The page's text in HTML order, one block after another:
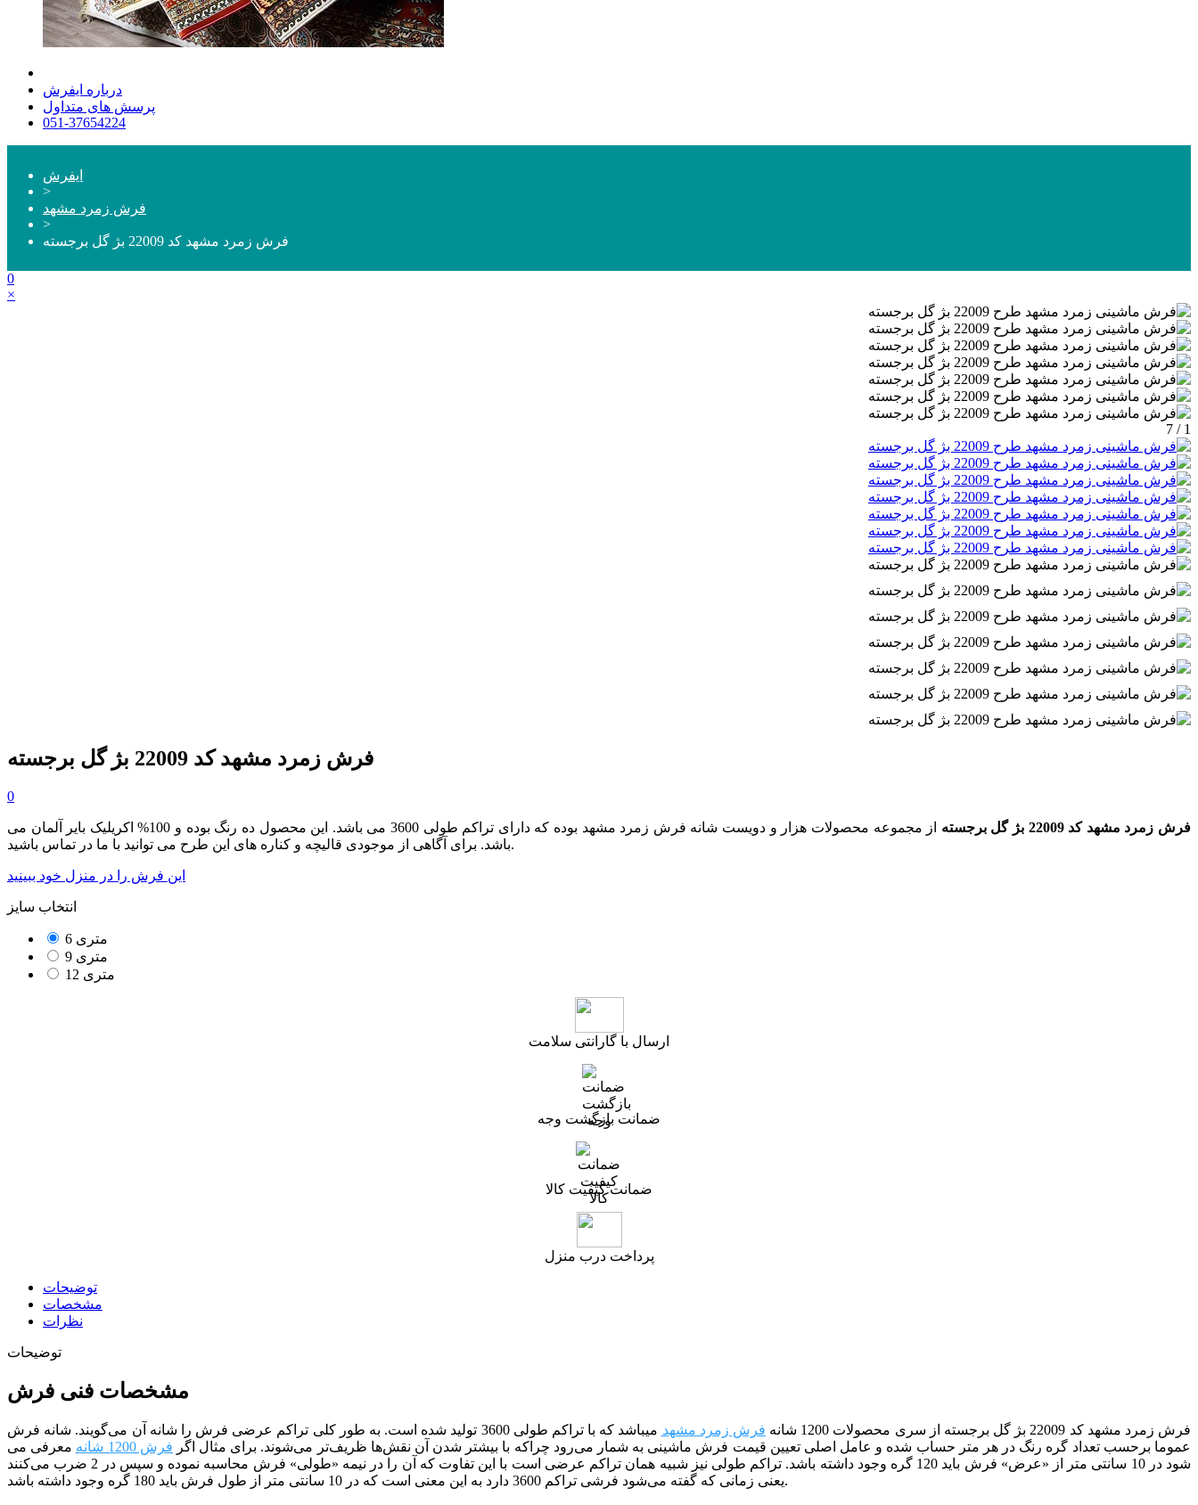
درباره ایفرش
پرسش های متداول
051-37654224
ایفرش
>
فرش زمرد مشهد
>
فرش زمرد مشهد کد 22009 بژ گل برجسته
0
×
1 / 7
فرش زمرد مشهد کد 22009 بژ گل برجسته
0
فرش زمرد مشهد کد 22009 بژ گل برجسته
از مجموعه محصولات هزار و دویست شانه فرش زمرد مشهد بوده که دارای تراکم طولی 3600 می باشد. این محصول ده رنگ بوده و 100% اکریلیک بایر آلمان می
باشد. برای آگاهی از موجودی قالیچه و کناره های این طرح می توانید با ما در تماس باشید.
این فرش را در منزل خود ببینید
انتخاب سایز
6 متری
9 متری
12 متری
ارسال با گارانتی سلامت
ضمانت بازگشت وجه
ضمانت کیفیت کالا
پرداخت درب منزل
توضیحات
مشخصات
نظرات
توضیحات
مشخصات فنی فرش
فرش زمرد مشهد کد 22009 بژ گل برجسته از سری محصولات 1200 شانه فرش زمرد مشهد
می­باشد که با تراکم طولی 3600 تولید شده است. به طور کلی تراکم عرضی فرش را شانه آن می‌گویند. شانه فرش
عموما برحسب تعداد گره رنگ در هر متر حساب شده و عامل اصلی تعیین قیمت فرش ماشینی به شمار می‌رود چراکه با بیشتر شدن آن نقش‌ها ظریف‌تر می‌شوند. برای مثال اگر فرش 1200 شانه
معرفی می
شود در 10 سانتی متر از «عرض» فرش باید 120 گره وجود داشته باشد. تراکم طولی نیز شبیه همان تراکم عرضی است با این تفاوت که آن را در نیمه «طولی» فرش محاسبه نموده و سپس در 2 ضرب می‌کنند
یعنی زمانی که گفته می‌شود فرشی تراکم 3600 دارد به این معنی است که در 10 سانتی متر از طول فرش باید 180 گره وجود داشته باشد.